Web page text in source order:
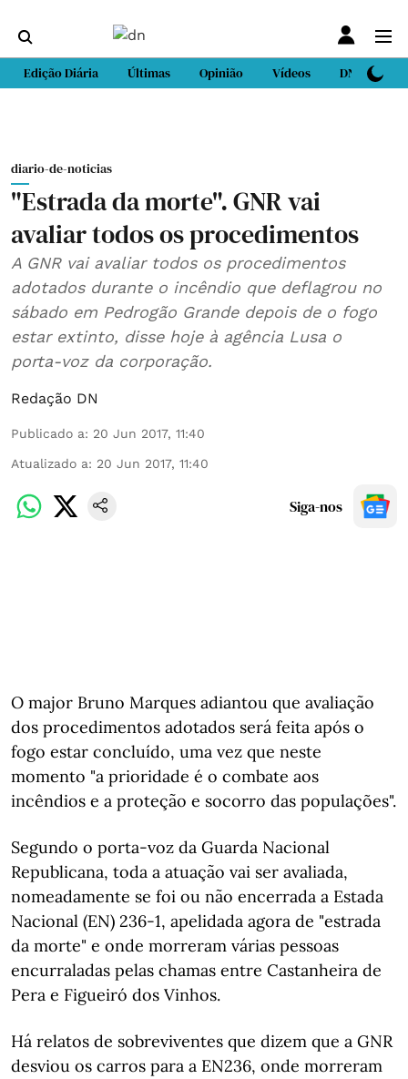
Edição Diária Últimas Opinião Vídeos DN Sport
diario-de-noticias
"Estrada da morte". GNR vai
avaliar todos os procedimentos
A GNR vai avaliar todos os procedimentos
adotados durante o incêndio que deflagrou no
sábado em Pedrogão Grande depois de o fogo
estar extinto, disse hoje à agência Lusa o
porta-voz da corporação.
Redação DN
Publicado a: 20 Jun 2017, 11:40
Atualizado a: 20 Jun 2017, 11:40
Siga-nos
O major Bruno Marques adiantou que avaliação
dos procedimentos adotados será feita após o
fogo estar concluído, uma vez que neste
momento "a prioridade é o combate aos
incêndios e a proteção e socorro das populações".
Segundo o porta-voz da Guarda Nacional
Republicana, toda a atuação vai ser avaliada,
nomeadamente se foi ou não encerrada a Estada
Nacional (EN) 236-1, apelidada agora de "estrada
da morte" e onde morreram várias pessoas
encurraladas pelas chamas entre Castanheira de
Pera e Figueiró dos Vinhos.
Há relatos de sobreviventes que dizem que a GNR
desviou os carros para a EN236, onde morreram